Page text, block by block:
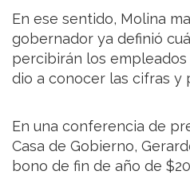
En ese sentido, Molina
gobernador ya definió
percibirán los
dio a conocer las cifras y
En una conferencia de
Casa de Gobierno,
bono de fin de año de